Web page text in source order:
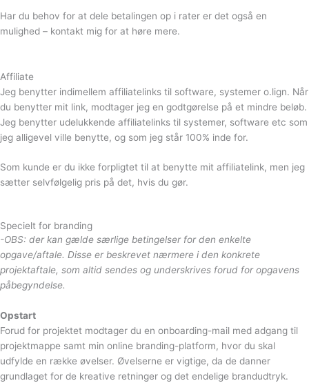
Har du behov for at dele betalingen op i rater er det også en
mulighed – kontakt mig for at høre mere.
Affiliate
Jeg benytter indimellem affiliatelinks til software, systemer o.lign. Når
du benytter mit link, modtager jeg en godtgørelse på et mindre beløb.
Jeg benytter udelukkende affiliatelinks til systemer, software etc som
jeg alligevel ville benytte, og som jeg står 100% inde for.
Som kunde er du ikke forpligtet til at benytte mit affiliatelink, men jeg
sætter selvfølgelig pris på det, hvis du gør.
Specielt for branding
-OBS: der kan gælde særlige betingelser for den enkelte
opgave/aftale. Disse er beskrevet nærmere i den konkrete
projektaftale, som altid sendes og underskrives forud for opgavens
påbegyndelse.
Opstart
Forud for projektet modtager du en onboarding-mail med adgang til
projektmappe samt min online branding-platform, hvor du skal
udfylde en række øvelser. Øvelserne er vigtige, da de danner
grundlaget for de kreative retninger og det endelige brandudtryk.